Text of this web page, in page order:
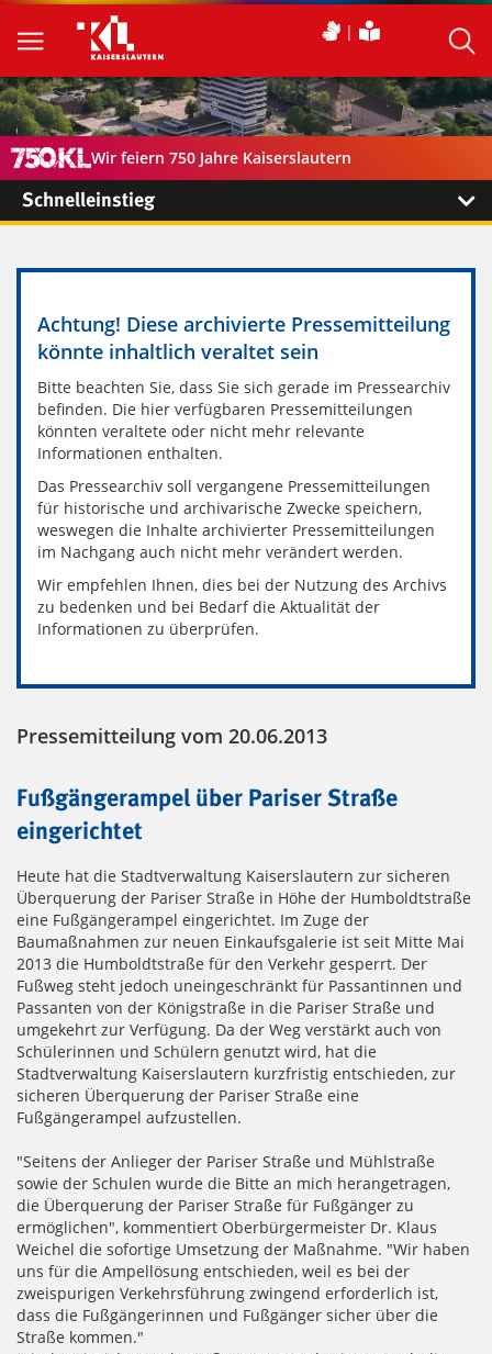
Wir feiern 750 Jahre Kaiserslautern
Schnelleinstieg
Achtung! Diese archivierte Pressemitteilung
könnte inhaltlich veraltet sein
Bitte beachten Sie, dass Sie sich gerade im Pressearchiv
befinden. Die hier verfügbaren Pressemitteilungen
könnten veraltete oder nicht mehr relevante
Informationen enthalten.
Das Pressearchiv soll vergangene Pressemitteilungen
für historische und archivarische Zwecke speichern,
weswegen die Inhalte archivierter Pressemitteilungen
im Nachgang auch nicht mehr verändert werden.
Wir empfehlen Ihnen, dies bei der Nutzung des Archivs
zu bedenken und bei Bedarf die Aktualität der
Informationen zu überprüfen.
Pressemitteilung vom 20.06.2013
Fußgängerampel über Pariser Straße
eingerichtet
Heute hat die Stadtverwaltung Kaiserslautern zur sicheren
Überquerung der Pariser Straße in Höhe der Humboldtstraße
eine Fußgängerampel eingerichtet. Im Zuge der
Baumaßnahmen zur neuen Einkaufsgalerie ist seit Mitte Mai
2013 die Humboldtstraße für den Verkehr gesperrt. Der
Fußweg steht jedoch uneingeschränkt für Passantinnen und
Passanten von der Königstraße in die Pariser Straße und
umgekehrt zur Verfügung. Da der Weg verstärkt auch von
Schülerinnen und Schülern genutzt wird, hat die
Stadtverwaltung Kaiserslautern kurzfristig entschieden, zur
sicheren Überquerung der Pariser Straße eine
Fußgängerampel aufzustellen.
"Seitens der Anlieger der Pariser Straße und Mühlstraße
sowie der Schulen wurde die Bitte an mich herangetragen,
die Überquerung der Pariser Straße für Fußgänger zu
ermöglichen", kommentiert Oberbürgermeister Dr. Klaus
Weichel die sofortige Umsetzung der Maßnahme. "Wir haben
uns für die Ampellösung entschieden, weil es bei der
zweispurigen Verkehrsführung zwingend erforderlich ist,
dass die Fußgängerinnen und Fußgänger sicher über die
Straße kommen."